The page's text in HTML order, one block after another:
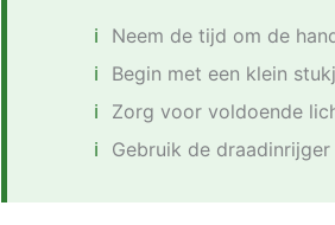
Neem de tijd om de
Begin met een klein
Zorg voor voldoende
Gebruik de